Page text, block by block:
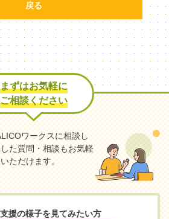
戻る
まずはお気軽に
ご相談ください
ワークスに相談し
た質問・相談もお気軽
ただけます。
援の様子を見てみたい方